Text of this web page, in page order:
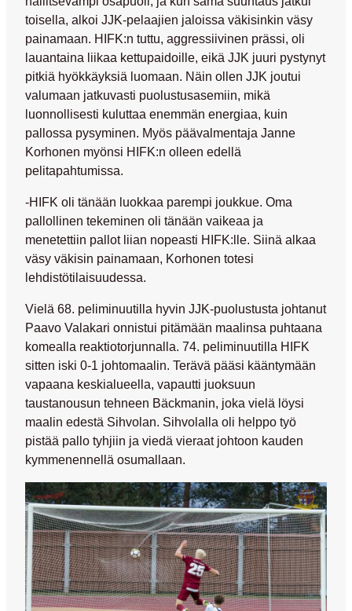
toisella, alkoi JJK-pelaajien jaloissa väkisinkin väsy
painamaan. HIFK:n tuttu, aggressiivinen prässi, oli
lauantaina liikaa kettupaidoille, eikä JJK juuri pystynyt
pitkiä hyökkäyksiä luomaan. Näin ollen JJK joutui
valumaan jatkuvasti puolustusasemiin, mikä
luonnollisesti kuluttaa enemmän energiaa, kuin
pallossa pysyminen. Myös päävalmentaja Janne
Korhonen myönsi HIFK:n olleen edellä
pelitapahtumissa.
-HIFK oli tänään luokkaa parempi joukkue. Oma
pallollinen tekeminen oli tänään vaikeaa ja
menetettiin pallot liian nopeasti HIFK:lle. Siinä alkaa
väsy väkisin painamaan, Korhonen totesi
lehdistötilaisuudessa.
Vielä 68. peliminuutilla hyvin JJK-puolustusta johtanut
Paavo Valakari onnistui pitämään maalinsa puhtaana
komealla reaktiotorjunnalla. 74. peliminuutilla HIFK
sitten iski 0-1 johtomaalin. Terävä pääsi kääntymään
vapaana keskialueella, vapautti juoksuun
taustanousun tehneen Bäckmanin, joka vielä löysi
maalin edestä Sihvolan. Sihvolalla oli helppo työ
pistää pallo tyhjiin ja viedä vieraat johtoon kauden
kymmenennellä osumallaan.